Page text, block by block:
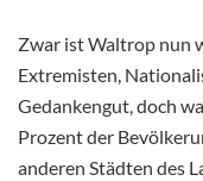
Zwar ist Waltrop nun
Extremisten,
Gedankengut, doch
Prozent der
anderen Städten des